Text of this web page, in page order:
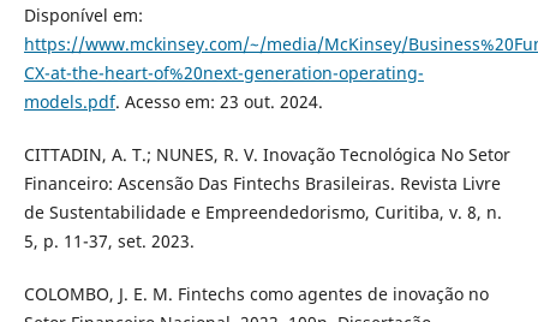
Disponível em:
https://www.mckinsey.com/~/media/McKinsey/
CX-at-the-heart-of%20next-generation-operating-
models.pdf. Acesso em: 23 out. 2024.
CITTADIN, A. T.; NUNES, R. V. Inovação Tecnológica No Setor
Financeiro: Ascensão Das Fintechs Brasileiras. Revista Livre
de Sustentabilidade e Empreendedorismo, Curitiba, v. 8, n.
5, p. 11-37, set. 2023.
COLOMBO, J. E. M. Fintechs como agentes de inovação no